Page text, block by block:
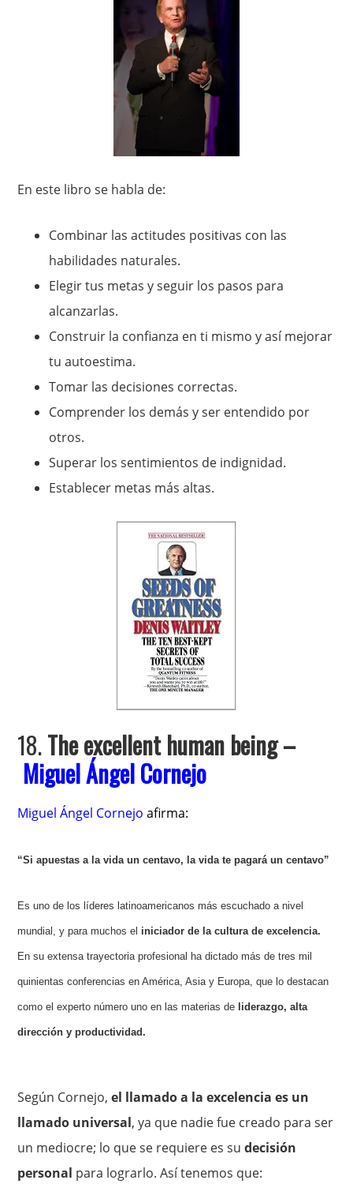
En este libro se habla de:
Combinar las actitudes positivas con las
habilidades naturales.
Elegir tus metas y seguir los pasos para
alcanzarlas.
Construir la confianza en ti mismo y así mejorar
tu autoestima.
Tomar las decisiones correctas.
Comprender los demás y ser entendido por
otros.
Superar los sentimientos de indignidad.
Establecer metas más altas.
18.The excellent human being –
Miguel Ángel Cornejo
Miguel Ángel Cornejo afirma:
“Si apuestas a la vida un centavo, la vida te pagará un centavo”
Es uno de los líderes latinoamericanos más escuchado a nivel
mundial, y para muchos el iniciador de la cultura de excelencia.
En su extensa trayectoria profesional ha dictado más de tres mil
quinientas conferencias en América, Asia y Europa, que lo destacan
como el experto número uno en las materias de liderazgo, alta
dirección y productividad.
Según Cornejo,el llamado a la excelencia es un
llamado universal, ya que nadie fue creado para ser
un mediocre; lo que se requiere es sudecisión
personal para lograrlo. Así tenemos que: